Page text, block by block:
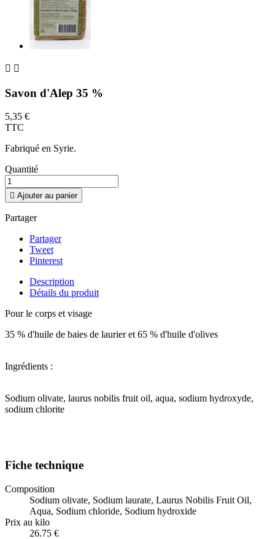
 
Savon d'Alep 35 %
5,35 €
TTC
Fabriqué en Syrie.
Quantité
 Ajouter au panier
Partager
Partager
Tweet
Pinterest
Description
Détails du produit
Pour le corps et visage
35 % d'huile de baies de laurier et 65 % d'huile d'olives
Ingrédients :
Sodium olivate, laurus nobilis fruit oil, aqua, sodium hydroxyde,
sodium chlorite
Fiche technique
Composition
Sodium olivate, Sodium laurate, Laurus Nobilis Fruit Oil,
Aqua, Sodium chloride, Sodium hydroxide
Prix au kilo
26.75 €